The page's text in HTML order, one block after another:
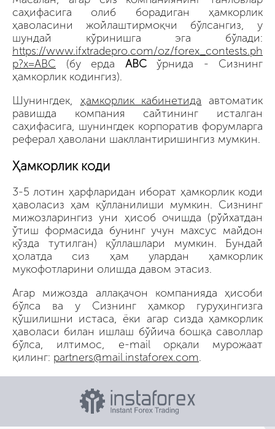
саҳифасига олиб борадиган ҳамкорлик
ҳаволасини жойлаштирмоқчи бўлсангиз, у
шундай кўринишга эга бўлади:
https://www.ifxtradepro.com/oz/forex_contests.ph
p?x=ABC (бу ерда АВСўрнида - Сизнинг
ҳамкорлик кодингиз).
Шунингдек, ҳамкорлик кабинетида автоматик
равишда компания сайтининг исталган
саҳифасига, шунингдек корпоратив форумларга
реферал ҳаволани шакллантиришингиз мумкин.
Ҳамкорлик коди
3-5 лотин ҳарфларидан иборат ҳамкорлик коди
ҳаволасиз ҳам қўлланилиши мумкин. Сизнинг
мижозларингиз уни ҳисоб очишда (рўйхатдан
ўтиш формасида бунинг учун махсус майдон
кўзда тутилган) қўллашлари мумкин. Бундай
ҳолатда сиз ҳам улардан ҳамкорлик
мукофотларини олишда давом этасиз.
Агар мижозда аллақачон компанияда ҳисоби
бўлса ва у Сизнинг ҳамкор гуруҳингизга
қўшилишни истаса, ёки агар сизда ҳамкорлик
ҳаволаси билан ишлаш бўйича бошқа саволлар
бўлса, илтимос, e-mail орқали мурожаат
қилинг: partners@mail.instaforex.com.